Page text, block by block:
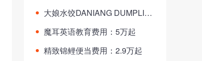
大娘水饺DANIANG DUMPLIN
魔耳英语教育费用：5万起
精致锦鲤便当费用：2.9万起